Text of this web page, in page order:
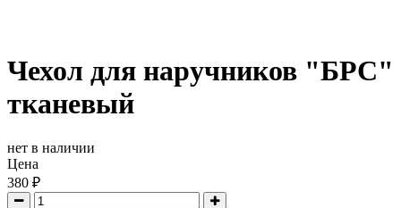
Чехол для наручников "БРС"
тканевый
нет в наличии
Цена
380 ₽